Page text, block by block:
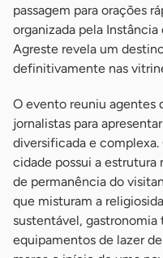
passagem para orações
organizada pela
Agreste revela um
definitivamente nas
O evento reuniu agentes
jornalistas para
diversificada e
cidade possui a estrutura
de permanência do
que misturam a
sustentável,
equipamentos de lazer